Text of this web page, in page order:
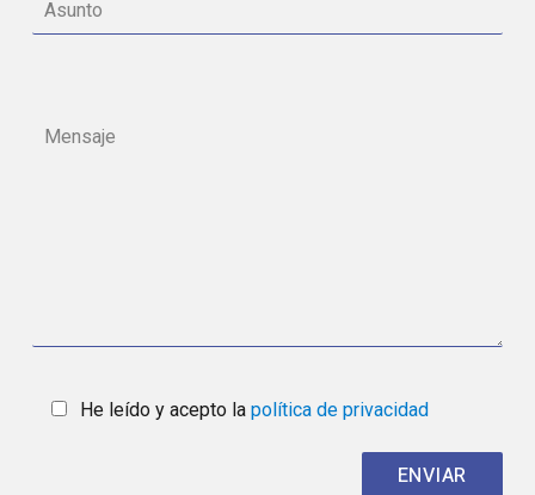
He leído y acepto la política de privacidad